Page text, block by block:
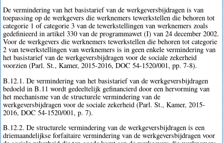
De vermindering van het basistarief van de werkgeversbijdragen is van
toepassing op de werkgevers die werknemers tewerkstellen die behoren tot
categorie 1 of categorie 3 van de tewerkstellingen van werknemers zoals
gedefinieerd in artikel 330 van de programmawet (I) van 24 december 2002.
Voor de werkgevers die werknemers tewerkstellen die behoren tot categorie
2 van tewerkstellingen van werknemers is in geen enkele vermindering van
het basistarief van de werkgeversbijdragen voor de sociale zekerheid
voorzien (Parl. St., Kamer, 2015-2016, DOC 54-1520/001, pp. 7-8).
B.12.1. De vermindering van het basistarief van de werkgeversbijdragen
bedoeld in B.11 wordt gedeeltelijk gefinancierd door een hervorming van
het mechanisme van de structurele vermindering van de
werkgeversbijdragen voor de sociale zekerheid (Parl. St., Kamer, 2015-
2016, DOC 54-1520/001, p. 7).
B.12.2. De structurele vermindering van de werkgeversbijdragen is een
driemaandelijkse forfaitaire vermindering van de werkgeversbijdragen voor